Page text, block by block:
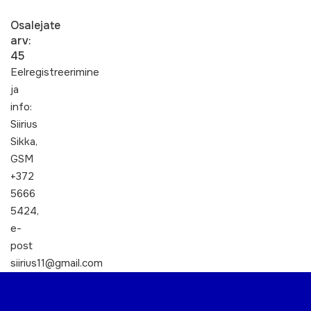
Osalejate
arv:
45
Eelregistreerimine
ja
info:
Siirius
Sikka,
GSM
+372
5666
5424,
e-
post
siirius11@gmail.com